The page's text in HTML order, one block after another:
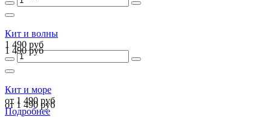
Кит и волны
1 490 руб
1 490 руб
Кит и море
от 1 490 руб
от 1 490 руб
Подробнее